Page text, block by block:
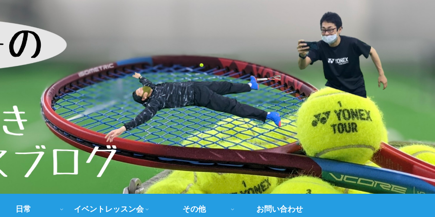
日常 イベントレッスン会 その他 お問い合わせ